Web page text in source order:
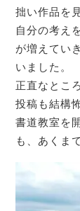
拙い作品を
自分の考え
が増えてい
いました。
正直なとこ
投稿も結構
書道教室を
も、あくま